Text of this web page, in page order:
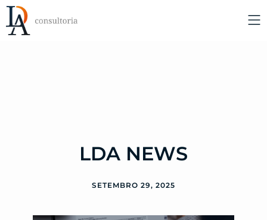
LDA NEWS
SETEMBRO 29, 2025